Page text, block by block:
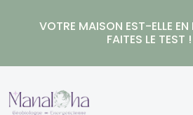
VOTRE MAISON EST-ELLE
FAITES LE TEST !